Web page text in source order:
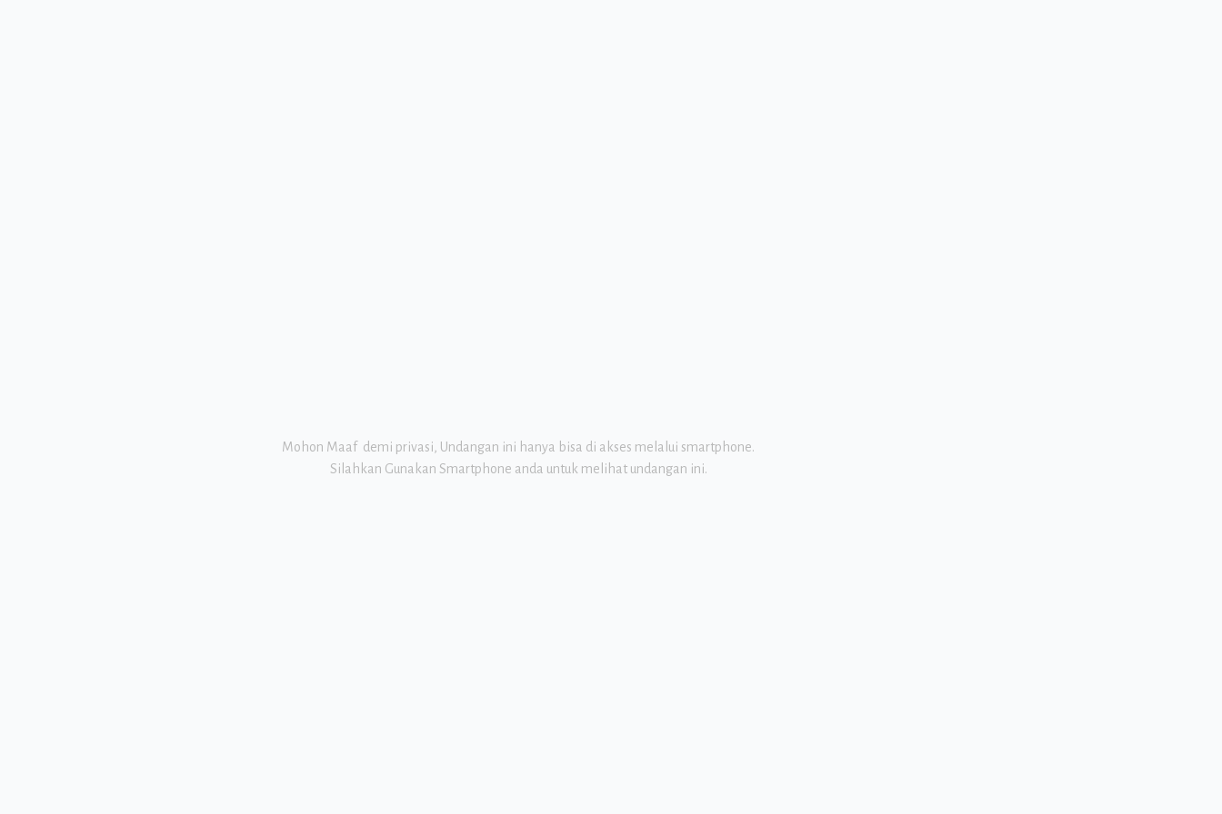
Mohon Maaf demi privasi, Undangan ini hanya bisa di akses melalui smartphone.
Silahkan Gunakan Smartphone anda untuk melihat undangan ini.